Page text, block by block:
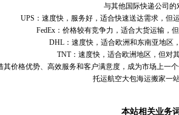
与其他国际快递公司的
UPS：速度快，服务好，适合快速送达需求，但
FedEx：价格较有竞争力，适合大货运输，
DHL：速度快，适合欧洲和东南亚地区
TNT：速度快，适合欧洲地区，但对
其价格优势、高效服务和客户满意度，成为市场上一
托运航空大包海运搬家一
本站相关业务